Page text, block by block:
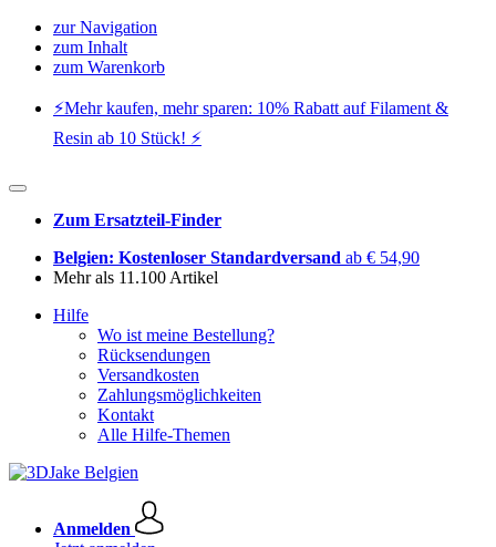
zur Navigation
zum Inhalt
zum Warenkorb
⚡️Mehr kaufen, mehr sparen: 10% Rabatt auf Filament &
Resin ab 10 Stück! ⚡️
Zum Ersatzteil-Finder
Belgien: Kostenloser Standardversand ab € 54,90
Mehr als 11.100 Artikel
Hilfe
Wo ist meine Bestellung?
Rücksendungen
Versandkosten
Zahlungsmöglichkeiten
Kontakt
Alle Hilfe-Themen
Anmelden